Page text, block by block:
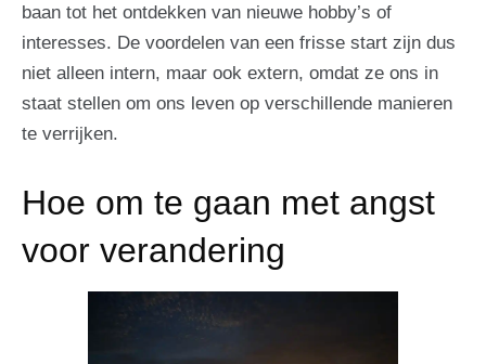
baan tot het ontdekken van nieuwe hobby’s of
interesses. De voordelen van een frisse start zijn dus
niet alleen intern, maar ook extern, omdat ze ons in
staat stellen om ons leven op verschillende manieren
te verrijken.
Hoe om te gaan met angst
voor verandering